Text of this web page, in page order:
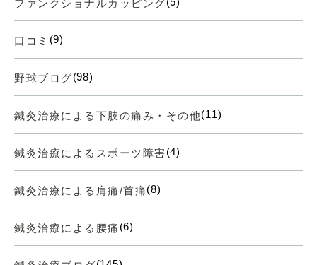
ファンクショナルカッピング
口コミ (9)
野球ブログ(98)
鍼灸治療による下肢の痛み・その他(11)
鍼灸治療によるスポーツ障害(4)
鍼灸治療による肩痛/首痛(8)
鍼灸治療による腰痛 (6)